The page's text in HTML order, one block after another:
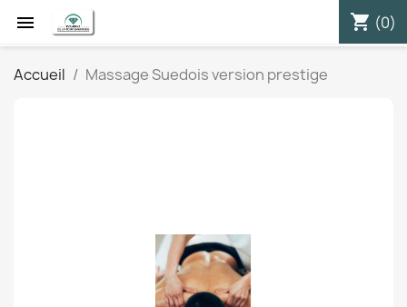
 shopping_cart (0)
Accueil Massage Suedois version prestige